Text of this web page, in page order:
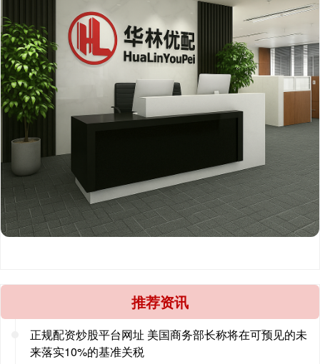
推荐资讯
正规配资炒股平台网址 美国商务部长称将在可预见的未
来落实10%的基准关税